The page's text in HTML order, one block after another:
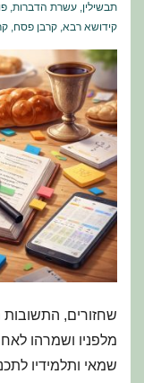
תבשילין, עשרת הדברות,
קידושא רבא, קרבן פסח,
שחזורים, התשובות
מלפניו ושמרהו
שמאי ותלמידיו